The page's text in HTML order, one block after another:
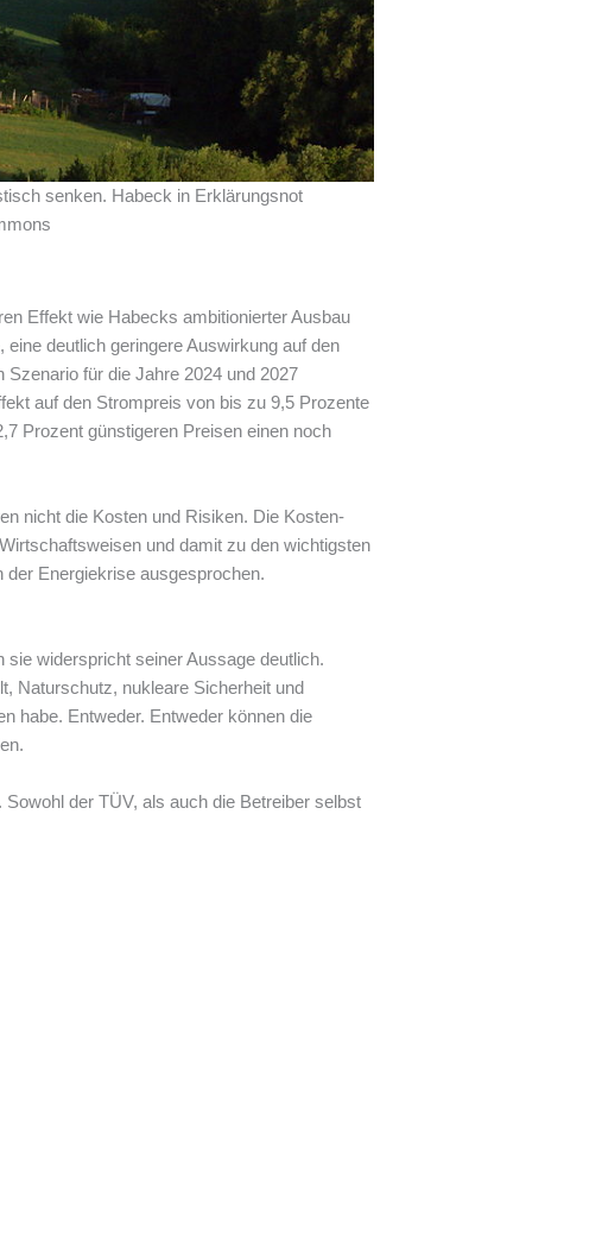
senken. Habeck in Erklärungsnot
Effekt wie Habecks ambitionierter Ausbau
deutlich geringere Auswirkung auf den
für die Jahre 2024 und 2027
auf den Strompreis von bis zu 9,5 Prozente
Prozent günstigeren Preisen einen noch
nicht die Kosten und Risiken. Die Kosten-
und damit zu den wichtigsten
Energiekrise ausgesprochen.
widerspricht seiner Aussage deutlich.
Naturschutz, nukleare Sicherheit und
habe. Entweder. Entweder können die
der TÜV, als auch die Betreiber selbst